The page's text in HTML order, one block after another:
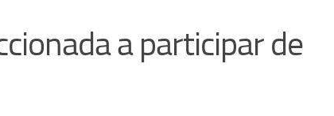
a participar de